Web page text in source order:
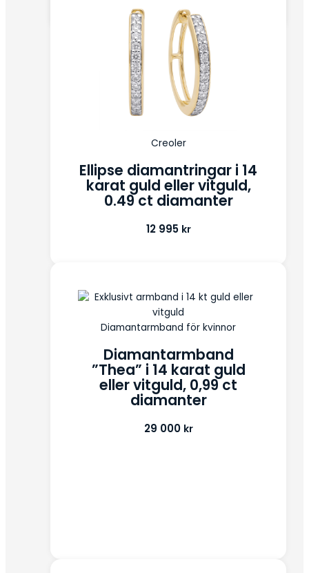
Creoler
Ellipse diamantringar i 14
karat guld eller vitguld,
0.49 ct diamanter
12 995 kr
Diamantarmband för kvinnor
Diamantarmband
”Thea” i 14 karat guld
eller vitguld, 0,99 ct
diamanter
29 000 kr